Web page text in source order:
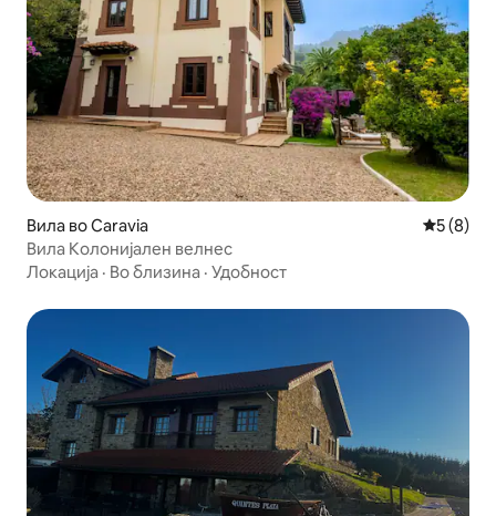
Вила во Caravia
5 (8)
Вила Колонијален велнес
Локација · Во близина · Удобност